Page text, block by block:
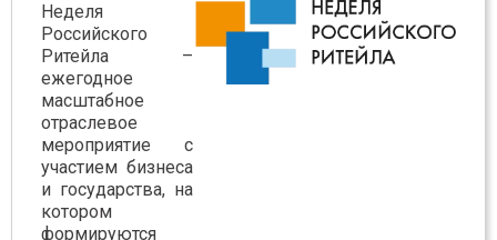
Неделя
Российского
Ритейла –
ежегодное
масштабное
отраслевое
мероприятие с
участием бизнеса
и государства, на
котором
формируются